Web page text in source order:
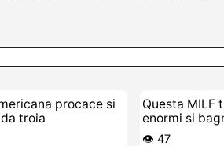
procace si
troia
Questa MILF
enormi si
cazzo
👁️ 47